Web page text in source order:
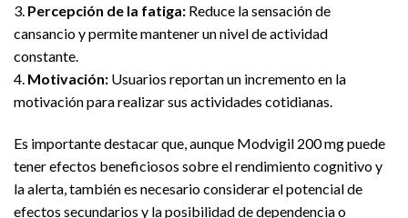
3. Percepción de la fatiga: Reduce la sensación de
cansancio y permite mantener un nivel de actividad
constante.
4. Motivación: Usuarios reportan un incremento en la
motivación para realizar sus actividades cotidianas.
Es importante destacar que, aunque Modvigil 200 mg puede
tener efectos beneficiosos sobre el rendimiento cognitivo y
la alerta, también es necesario considerar el potencial de
efectos secundarios y la posibilidad de dependencia o